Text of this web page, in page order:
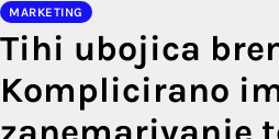
MARKETING
Tihi ubojica
Komplicirano